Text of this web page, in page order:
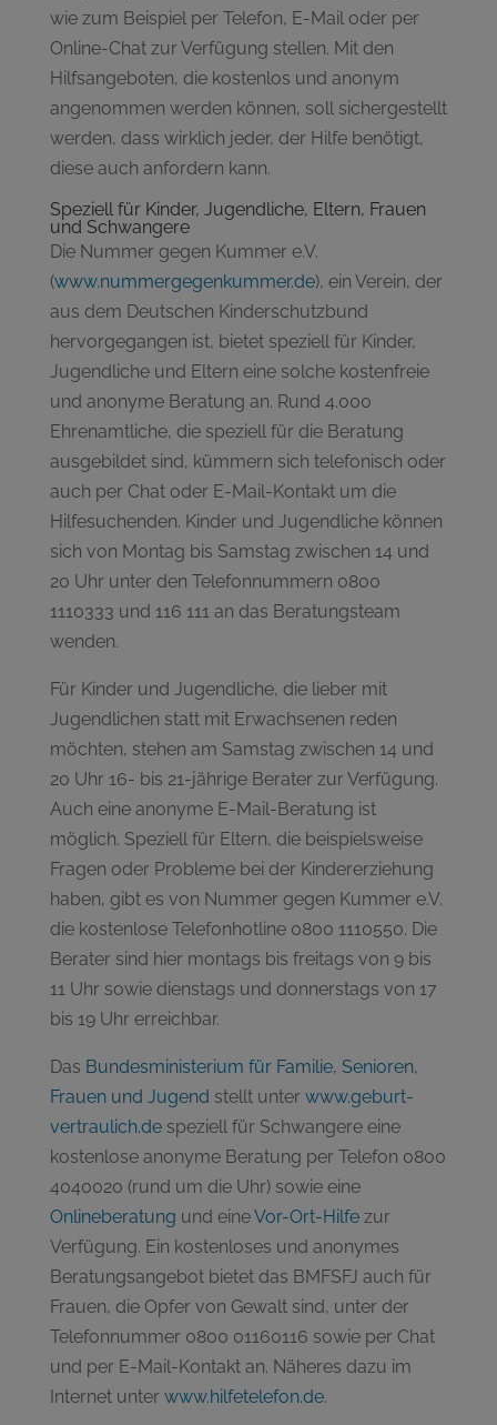
wie zum Beispiel per Telefon, E-Mail oder per
Online-Chat zur Verfügung stellen. Mit den
Hilfsangeboten, die kostenlos und anonym
angenommen werden können, soll sichergestellt
werden, dass wirklich jeder, der Hilfe benötigt,
diese auch anfordern kann.
Speziell für Kinder, Jugendliche, Eltern, Frauen
und Schwangere
Die Nummer gegen Kummer e.V.
(www.nummergegenkummer.de), ein Verein, der
aus dem Deutschen Kinderschutzbund
hervorgegangen ist, bietet speziell für Kinder,
Jugendliche und Eltern eine solche kostenfreie
und anonyme Beratung an. Rund 4.000
Ehrenamtliche, die speziell für die Beratung
ausgebildet sind, kümmern sich telefonisch oder
auch per Chat oder E-Mail-Kontakt um die
Hilfesuchenden. Kinder und Jugendliche können
sich von Montag bis Samstag zwischen 14 und
20 Uhr unter den Telefonnummern 0800
1110333 und 116 111 an das Beratungsteam
wenden.
Für Kinder und Jugendliche, die lieber mit
Jugendlichen statt mit Erwachsenen reden
möchten, stehen am Samstag zwischen 14 und
20 Uhr 16- bis 21-jährige Berater zur Verfügung.
Auch eine anonyme E-Mail-Beratung ist
möglich. Speziell für Eltern, die beispielsweise
Fragen oder Probleme bei der Kindererziehung
haben, gibt es von Nummer gegen Kummer e.V.
die kostenlose Telefonhotline 0800 1110550. Die
Berater sind hier montags bis freitags von 9 bis
11 Uhr sowie dienstags und donnerstags von 17
bis 19 Uhr erreichbar.
Das Bundesministerium für Familie, Senioren,
Frauen und Jugend stellt unter www.geburt-
vertraulich.despeziell für Schwangere eine
kostenlose anonyme Beratung per Telefon 0800
4040020 (rund um die Uhr) sowie eine
Onlineberatung und eineVor-Ort-Hilfezur
Verfügung. Ein kostenloses und anonymes
Beratungsangebot bietet das BMFSFJ auch für
Frauen, die Opfer von Gewalt sind, unter der
Telefonnummer 0800 01160116 sowie per Chat
und per E-Mail-Kontakt an. Näheres dazu im
Internet unter www.hilfetelefon.de.